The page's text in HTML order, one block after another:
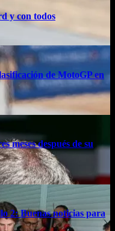
y con todos
de MotoGP en
meses después de su
2: Buenas noticias para